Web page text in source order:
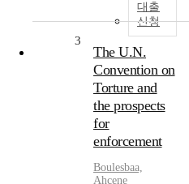
대출
신청
3
The U.N.
Convention on
Torture and
the prospects
for
enforcement
Boulesbaa,
Ahcene